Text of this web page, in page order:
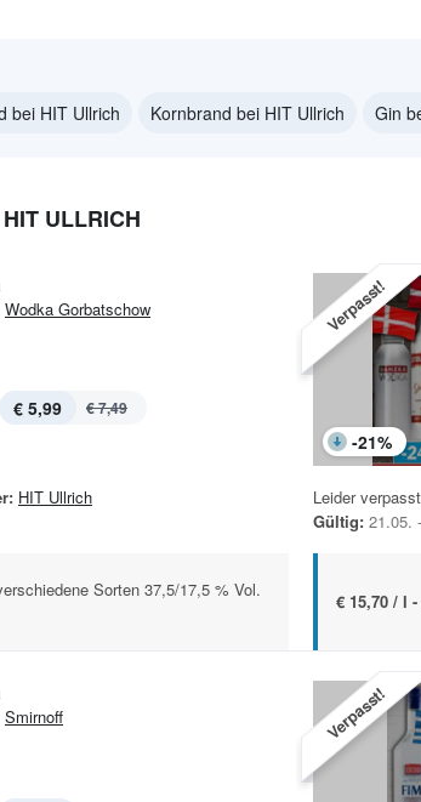
bei HIT Ullrich Kornbrand bei HIT Ullrich Gin
ULLRICH
Wodka Gorbatschow
€ 5,99 € 7,49
HIT Ullrich
Sorten 37,5/17,5 % Vol.
Verpasst!
-21%
Leider
Gültig: 21.05.
€ 15,70 / l -
Smirnoff Verpasst!